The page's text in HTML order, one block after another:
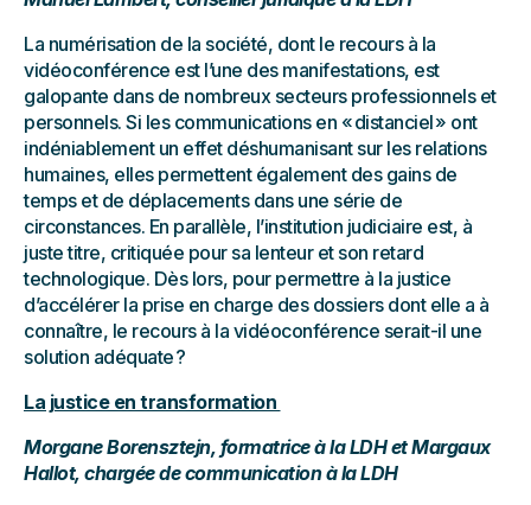
La numérisation de la société, dont le recours à la
vidéoconférence est l’une des manifestations, est
galopante dans de nombreux secteurs professionnels et
personnels. Si les communications en « distanciel » ont
indéniablement un effet déshumanisant sur les relations
humaines, elles permettent également des gains de
temps et de déplacements dans une série de
circonstances. En parallèle, l’institution judiciaire est, à
juste titre, critiquée pour sa lenteur et son retard
technologique. Dès lors, pour permettre à la justice
d’accélérer la prise en charge des dossiers dont elle a à
connaître, le recours à la vidéoconférence serait-il une
solution adéquate ?
La justice en transformation
Morgane Borensztejn, formatrice à la LDH et Margaux
Hallot, chargée de communication à la LDH